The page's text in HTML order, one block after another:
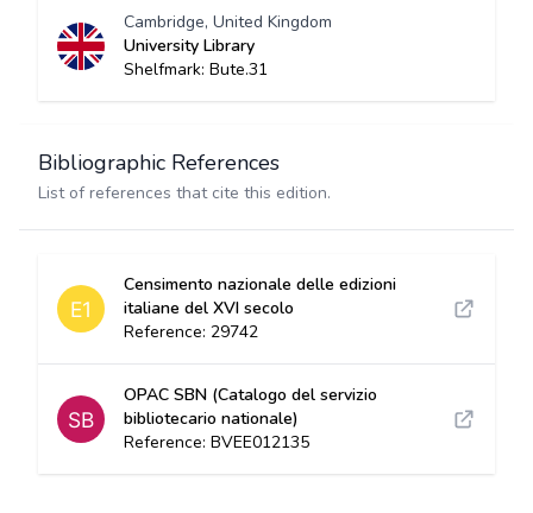
Cambridge, United Kingdom
University Library
Shelfmark: Bute.31
Bibliographic References
List of references that cite this edition.
Censimento nazionale delle edizioni
italiane del XVI secolo
Reference: 29742
OPAC SBN (Catalogo del servizio
bibliotecario nationale)
Reference: BVEE012135